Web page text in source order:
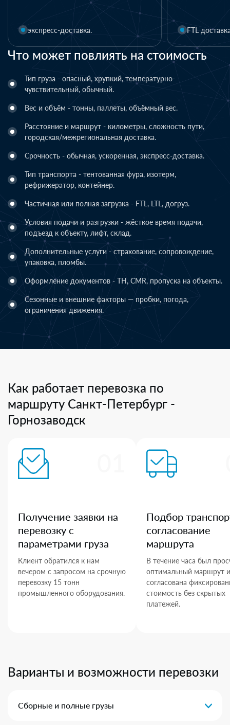
Что может повлиять на стоимость
Тип груза - опасный, хрупкий, температурно-
чувствительный, обычный.
Вес и объём - тонны, паллеты, объёмный вес.
Расстояние и маршрут - километры, сложность пути,
городская/межрегиональная доставка.
Срочность - обычная, ускоренная, экспресс-доставка.
Тип транспорта - тентованная фура, изотерм,
рефрижератор, контейнер.
Частичная или полная загрузка - FTL, LTL, догруз.
Условия подачи и разгрузки - жёсткое время подачи,
подъезд к объекту, лифт, склад.
Дополнительные услуги - страхование, сопровождение,
упаковка, пломбы.
Оформление документов - ТН, CMR, пропуска на объекты.
Сезонные и внешние факторы — пробки, погода,
ограничения движения.
FTL доставка LTL
Как работает перевозка по
маршруту Санкт-Петербург -
Горнозаводск
Получение заявки на
перевозку с
параметрами груза
Клиент обратился к нам
вечером с запросом на срочную
перевозку 15 тонн
промышленного оборудования.
Подбор
согласование
маршрута
В течение часа был
оптимальный маршрут и
согласована
стоимость без скрытых
платежей.
Варианты и возможности перевозки
Сборные и полные грузы